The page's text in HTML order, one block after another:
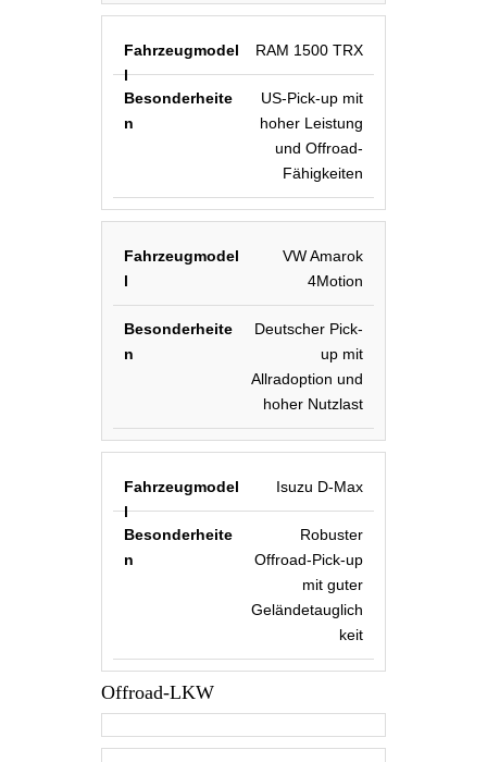
RAM 1500 TRX
US-Pick-up mit
hoher Leistung
und Offroad-
Fähigkeiten
VW Amarok
4Motion
Deutscher Pick-
up mit
Allradoption und
hoher Nutzlast
Isuzu D-Max
Robuster
Offroad-Pick-up
mit guter
Geländetauglich
keit
Offroad-LKW